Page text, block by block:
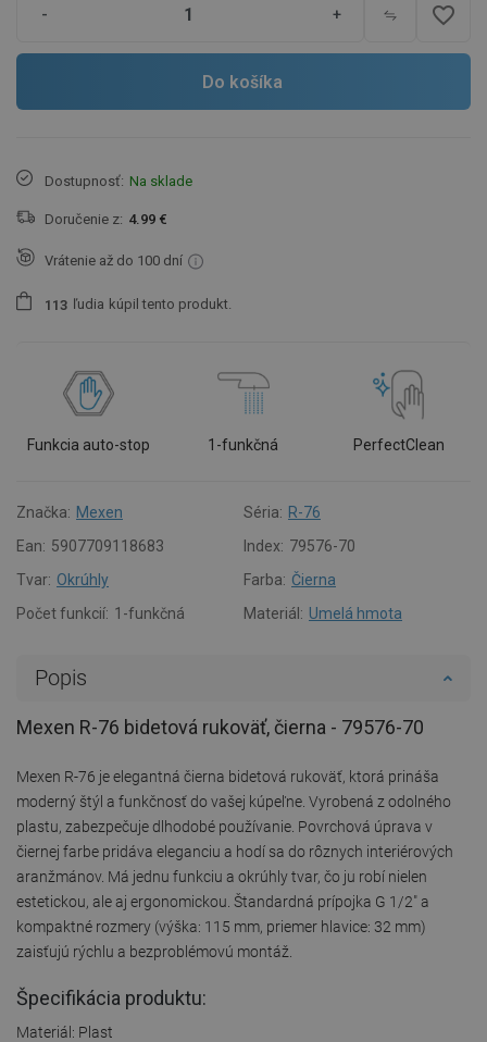
- + favorite_border
Do košíka
Dostupnosť: Na sklade
Doručenie z: 4.99 €
Vrátenie až do 100 dní
1 1 3 ľudia kúpil tento produkt.
Funkcia auto-stop 1-funkčná PerfectClean
Značka: Mexen Séria: R-76
Ean: 5907709118683 Index: 79576-70
Tvar: Okrúhly Farba: Čierna
Počet funkcií: 1-funkčná Materiál: Umelá hmota
Popis
Mexen R-76 bidetová rukoväť, čierna - 79576-70
Mexen R-76 je elegantná čierna bidetová rukoväť, ktorá prináša
moderný štýl a funkčnosť do vašej kúpeľne. Vyrobená z odolného
plastu, zabezpečuje dlhodobé používanie. Povrchová úprava v
čiernej farbe pridáva eleganciu a hodí sa do rôznych interiérových
aranžmánov. Má jednu funkciu a okrúhly tvar, čo ju robí nielen
estetickou, ale aj ergonomickou. Štandardná prípojka G 1/2" a
kompaktné rozmery (výška: 115 mm, priemer hlavice: 32 mm)
zaisťujú rýchlu a bezproblémovú montáž.
Špecifikácia produktu:
Materiál: Plast